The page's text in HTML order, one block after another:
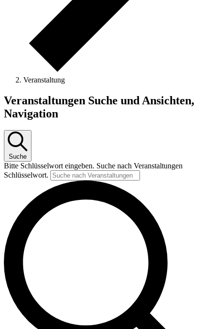
Veranstaltung
Veranstaltungen
für
7.11.2024
Veranstaltungen Suche und Ansichten,
Navigation
Suche
Bitte Schlüsselwort eingeben. Suche nach Veranstaltungen
Schlüsselwort.